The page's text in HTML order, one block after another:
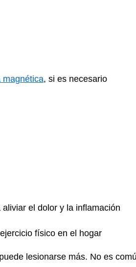
magnética, si es necesario
el dolor y la inflamación
físico en el hogar
lesionarse más. No es